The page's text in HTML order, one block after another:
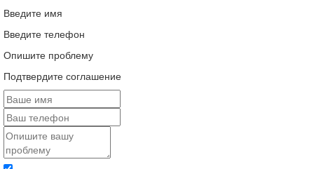
Введите имя
Введите телефон
Опишите проблему
Подтвердите соглашение